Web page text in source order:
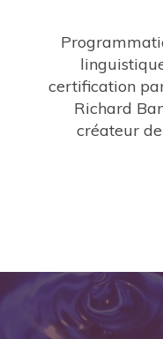
certification
Richard
créateur